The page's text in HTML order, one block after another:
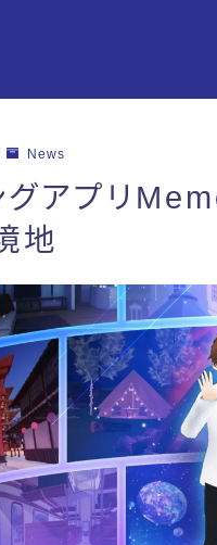
News
グアプリ
地